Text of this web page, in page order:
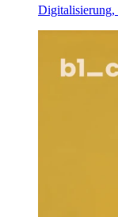
Digitalisierung,